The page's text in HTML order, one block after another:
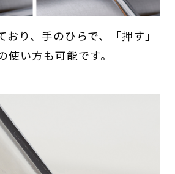
おり、手のひらで、「押す」
使い方も可能です。